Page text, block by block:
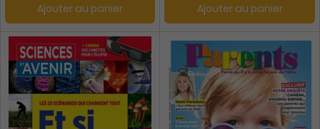
Ajouter au panier Ajouter au panier